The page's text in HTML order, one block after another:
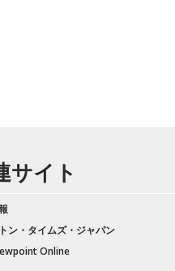
サイト
ン・タイムズ・ジャパン
Online